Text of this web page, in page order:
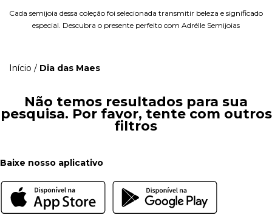
Cada semijoia dessa coleção foi selecionada transmitir beleza e significado
especial. Descubra o presente perfeito com Adrélle Semijoias
Início / Dia das Maes
Não temos resultados para sua
pesquisa. Por favor, tente com outros
filtros
Baixe nosso aplicativo